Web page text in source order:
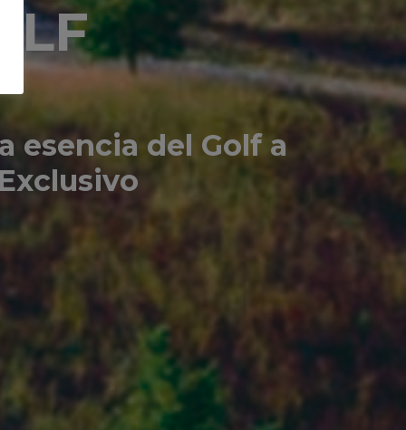
esencia del Golf a